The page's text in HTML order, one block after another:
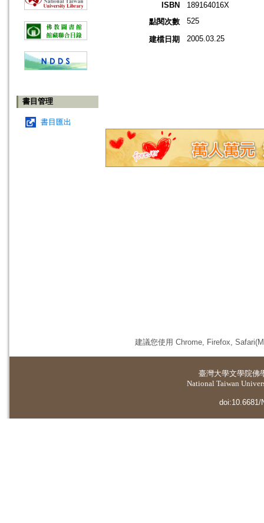
書目管理
書目匯出
ISBN
189164016X
點閱次數
525
建檔日期 2005.03.25
建議您使用 Chrome, Firefox,
臺灣大學文學院佛
National Taiwan
doi:10.6681/